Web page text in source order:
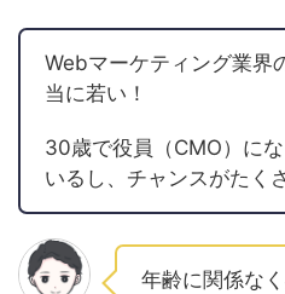
Webマーケティング業界
当に若い！
30歳で役員（CMO）に
いるし、チャンスがたく
年齢に関係な